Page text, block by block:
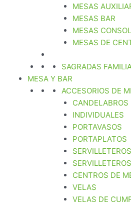
MESAS
MESAS BAR
MESAS
MESAS DE
SAGRADAS
MESA Y BAR
ACCESORIOS DE
CANDELABROS
INDIVIDUALES
PORTAVASOS
PORTAPLATOS
SERVILLETEROS
CENTROS DE
VELAS
VELAS DE